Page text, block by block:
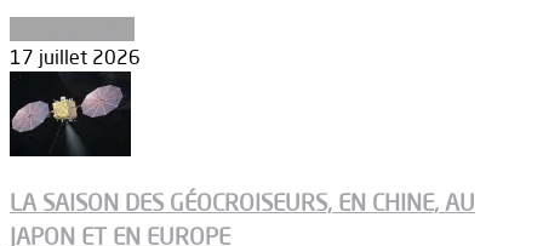
17 juillet 2026
LA SAISON DES GÉOCROISEURS, EN CHINE, AU
JAPON ET EN EUROPE